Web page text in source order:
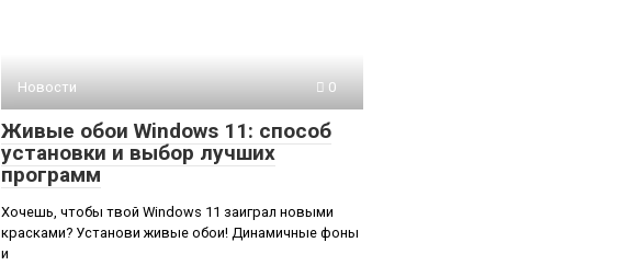
Новости 0
Живые обои Windows 11: способ
установки и выбор лучших
программ
Хочешь, чтобы твой Windows 11 заиграл новыми
красками? Установи живые обои! Динамичные фоны
и